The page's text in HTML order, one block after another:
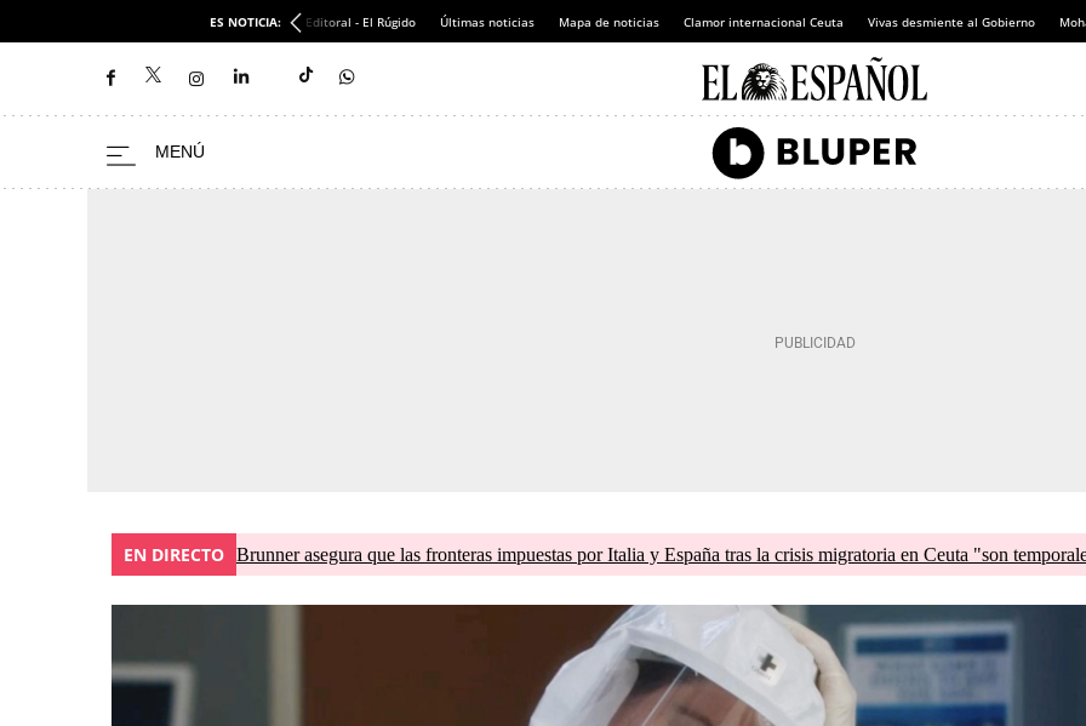
ES NOTICIA: Editoral - El Rúgido Últimas noticias Mapa de noticias Clamor internacional Ceuta Vivas desmiente al Gobierno
EN DIRECTO Brunner asegura que las fronteras impuestas por Italia y España tras la crisis migratoria en Ceuta "son